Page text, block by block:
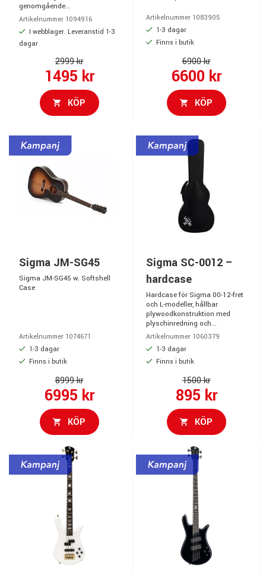
genomgående...
Artikelnummer 1094916
I webblager. Leveranstid 1-3
dagar
2999 kr
1495 kr
KÖP
Artikelnummer 1083905
1-3 dagar
Finns i butik
6900 kr
6600 kr
KÖP
Sigma JM-SG45
Sigma JM-SG45 w. Softshell
Case
Artikelnummer 1074671
1-3 dagar
Finns i butik
8999 kr
6995 kr
KÖP
Sigma SC-0012 –
hardcase
Hardcase för Sigma 00-12-fret
och L-modeller, hållbar
plywoodkonstruktion med
plyschinredning och...
Artikelnummer 1060379
1-3 dagar
Finns i butik
1500 kr
895 kr
KÖP